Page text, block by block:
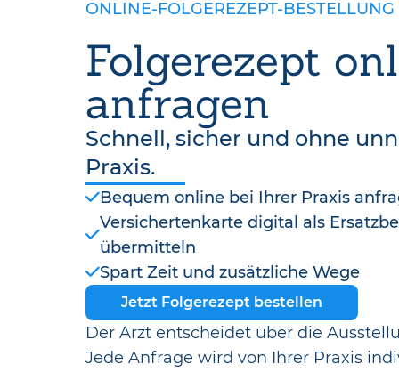
ONLINE-FOLGEREZEPT-BESTELLUNG
Folgerezept
anfragen
Schnell, sicher und ohne
Praxis.
Bequem online bei Ihrer Praxis
Versichertenkarte digital als
übermitteln
Spart Zeit und zusätzliche Wege
Jetzt Folgerezept bestellen
Der Arzt entscheidet über die
Jede Anfrage wird von Ihrer Praxis